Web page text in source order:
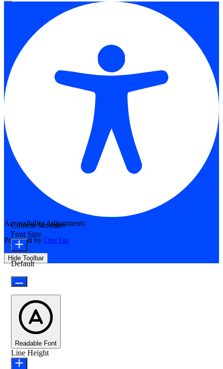
Accessibility Adjustments
Powered by OneTap
Hide Toolbar
Content Modules
Font Size
Default
Readable Font
Line Height